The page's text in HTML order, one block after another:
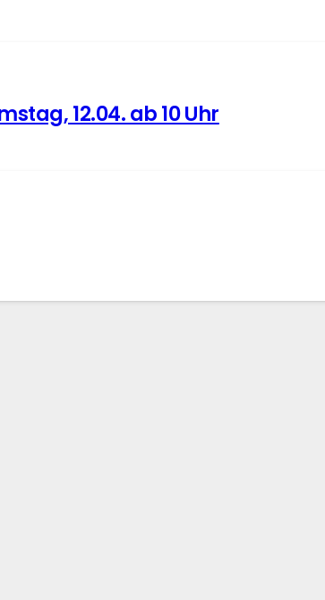
12.04. ab 10 Uhr